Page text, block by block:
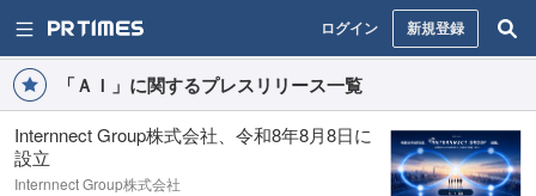
ログイン 新規登録
「ＡＩ」に関するプレスリリース一覧
Internnect Group株式会社、令和8年8月8日に
設立
Internnect Group株式会社